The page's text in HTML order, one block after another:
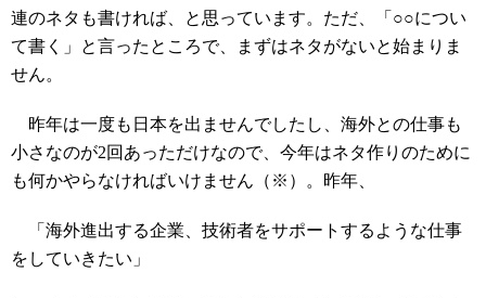
連のネタも書ければ、と思っています。ただ、「○○につい
て書く」と言ったところで、まずはネタがないと始まりま
せん。
昨年は一度も日本を出ませんでしたし、海外との仕事も
小さなのが2回あっただけなので、今年はネタ作りのために
も何かやらなければいけません（※）。昨年、
「海外進出する企業、技術者をサポートするような仕事
をしていきたい」